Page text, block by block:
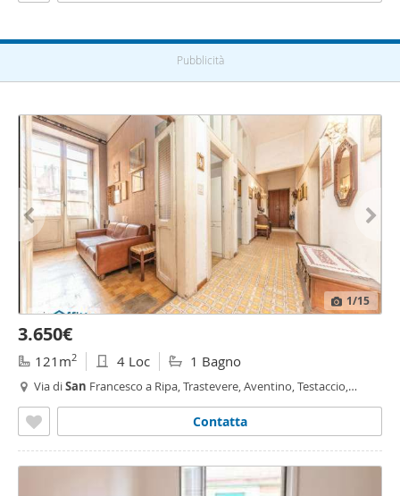
Pubblicità
1/15
3.650€
121m2 4 Loc 1 Bagno
Via diSan Francesco a Ripa, Trastevere, Aventino, Testaccio,
Contatta